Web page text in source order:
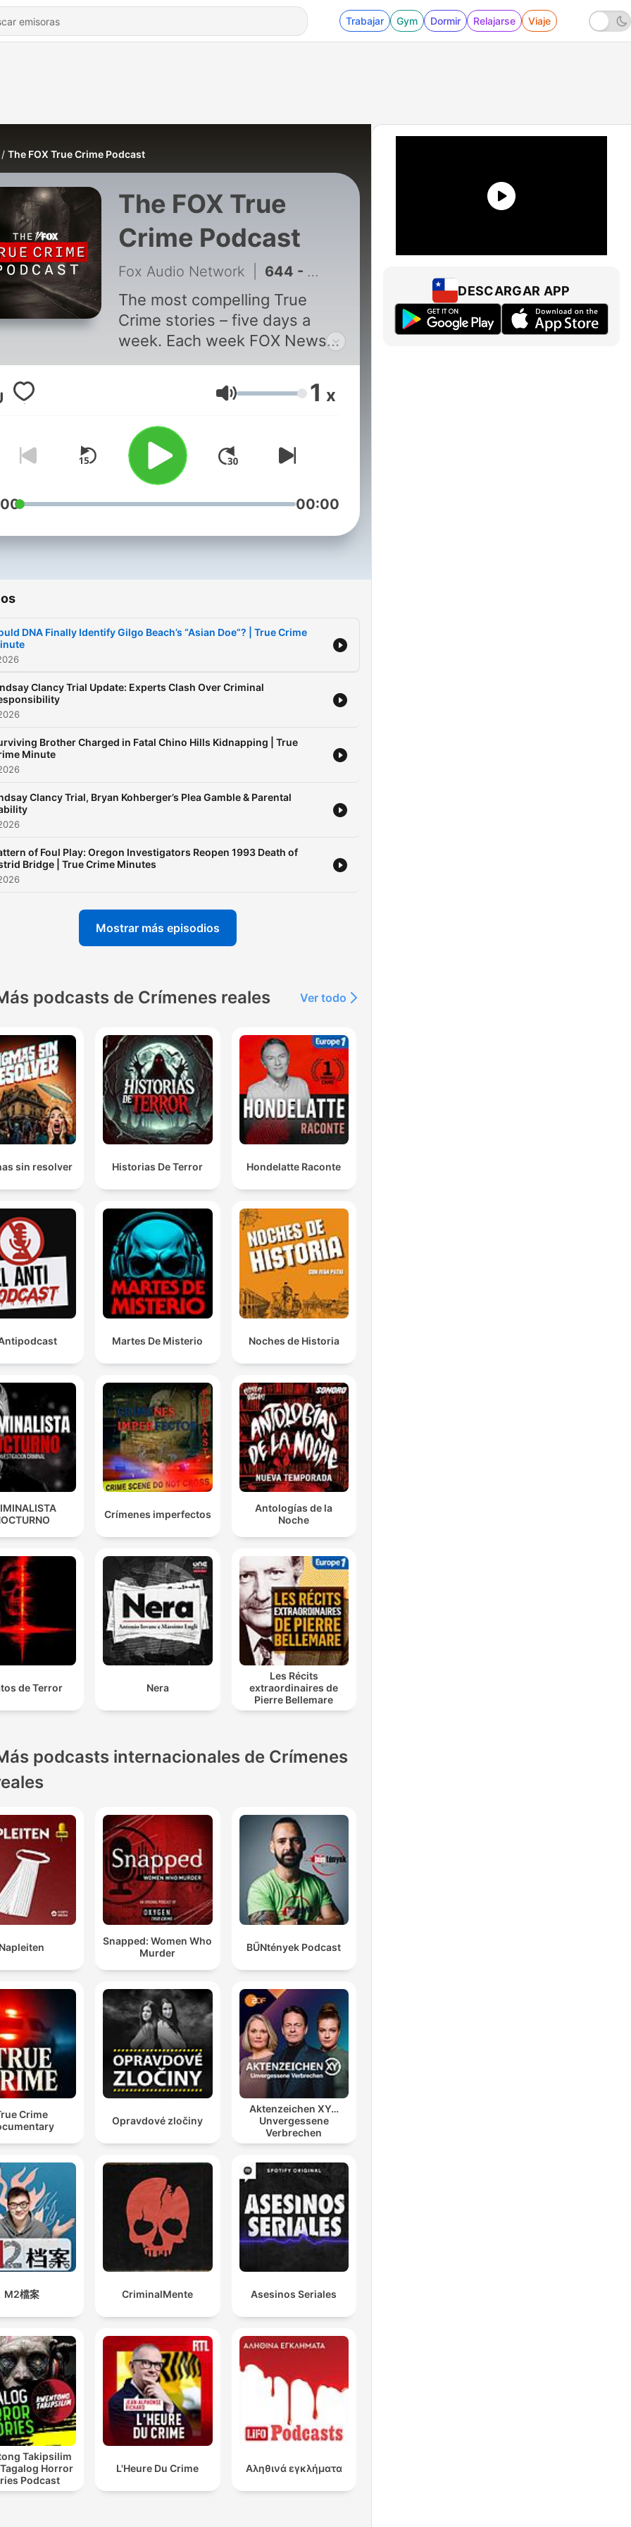
Trabajar Gym Dormir Relajarse Viaje
The FOX True Crime Podcast
The FOX True
Crime Podcast
Fox Audio Network 644 - Could DNA Finally Identify Gilgo Beach’s “Asian Doe”? | True Crime Minute
The most compelling True
Crime stories – five days a
week. Each week FOX News
Digital true crime reporters,
legal experts, and the FOX
Investigative Team dive into
America’s most gripping cases,
from solved and unsolved
murders to missing persons,
survival stories, and headline-
making trials. Plus, stay up to
Minute, highlighting active
local mysteries. Full-length
Tuesday and Thursday, and
Friday. Subscribe now and
Volumen 1 x
00:00
DNA Finally Identify Gilgo Beach’s “Asian Doe”? | True Crime
Clancy Trial Update: Experts Clash Over Criminal
Brother Charged in Fatal Chino Hills Kidnapping | True
Minute
Clancy Trial, Bryan Kohberger’s Plea Gamble & Parental
of Foul Play: Oregon Investigators Reopen 1993 Death of
Bridge | True Crime Minutes
Mostrar más episodios
podcasts de Crímenes reales Ver todo
sin resolver Historias De Terror Hondelatte Raconte
Martes De Misterio Noches de Historia
Crímenes imperfectos
Antologías de la
Noche
de Terror Nera
Les Récits
extraordinaires de
Pierre Bellemare
podcasts internacionales de Crímenes
Snapped: Women Who
Murder
BŰNtények Podcast
Crime
Opravdové zločiny
Aktenzeichen XY…
Unvergessene
Verbrechen
M2檔案 CriminalMente Asesinos Seriales
Takipsilim
Horror
Podcast
L'Heure Du Crime Αληθινά εγκλήματα
DESCARGAR APP